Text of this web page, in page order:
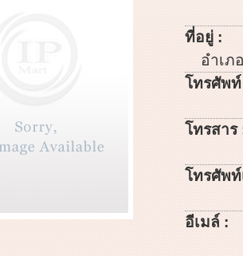
ที่อยู่ :
อำเภ
โทรศัพ
โทรสาร
โทรศัพ
อีเมล์ :